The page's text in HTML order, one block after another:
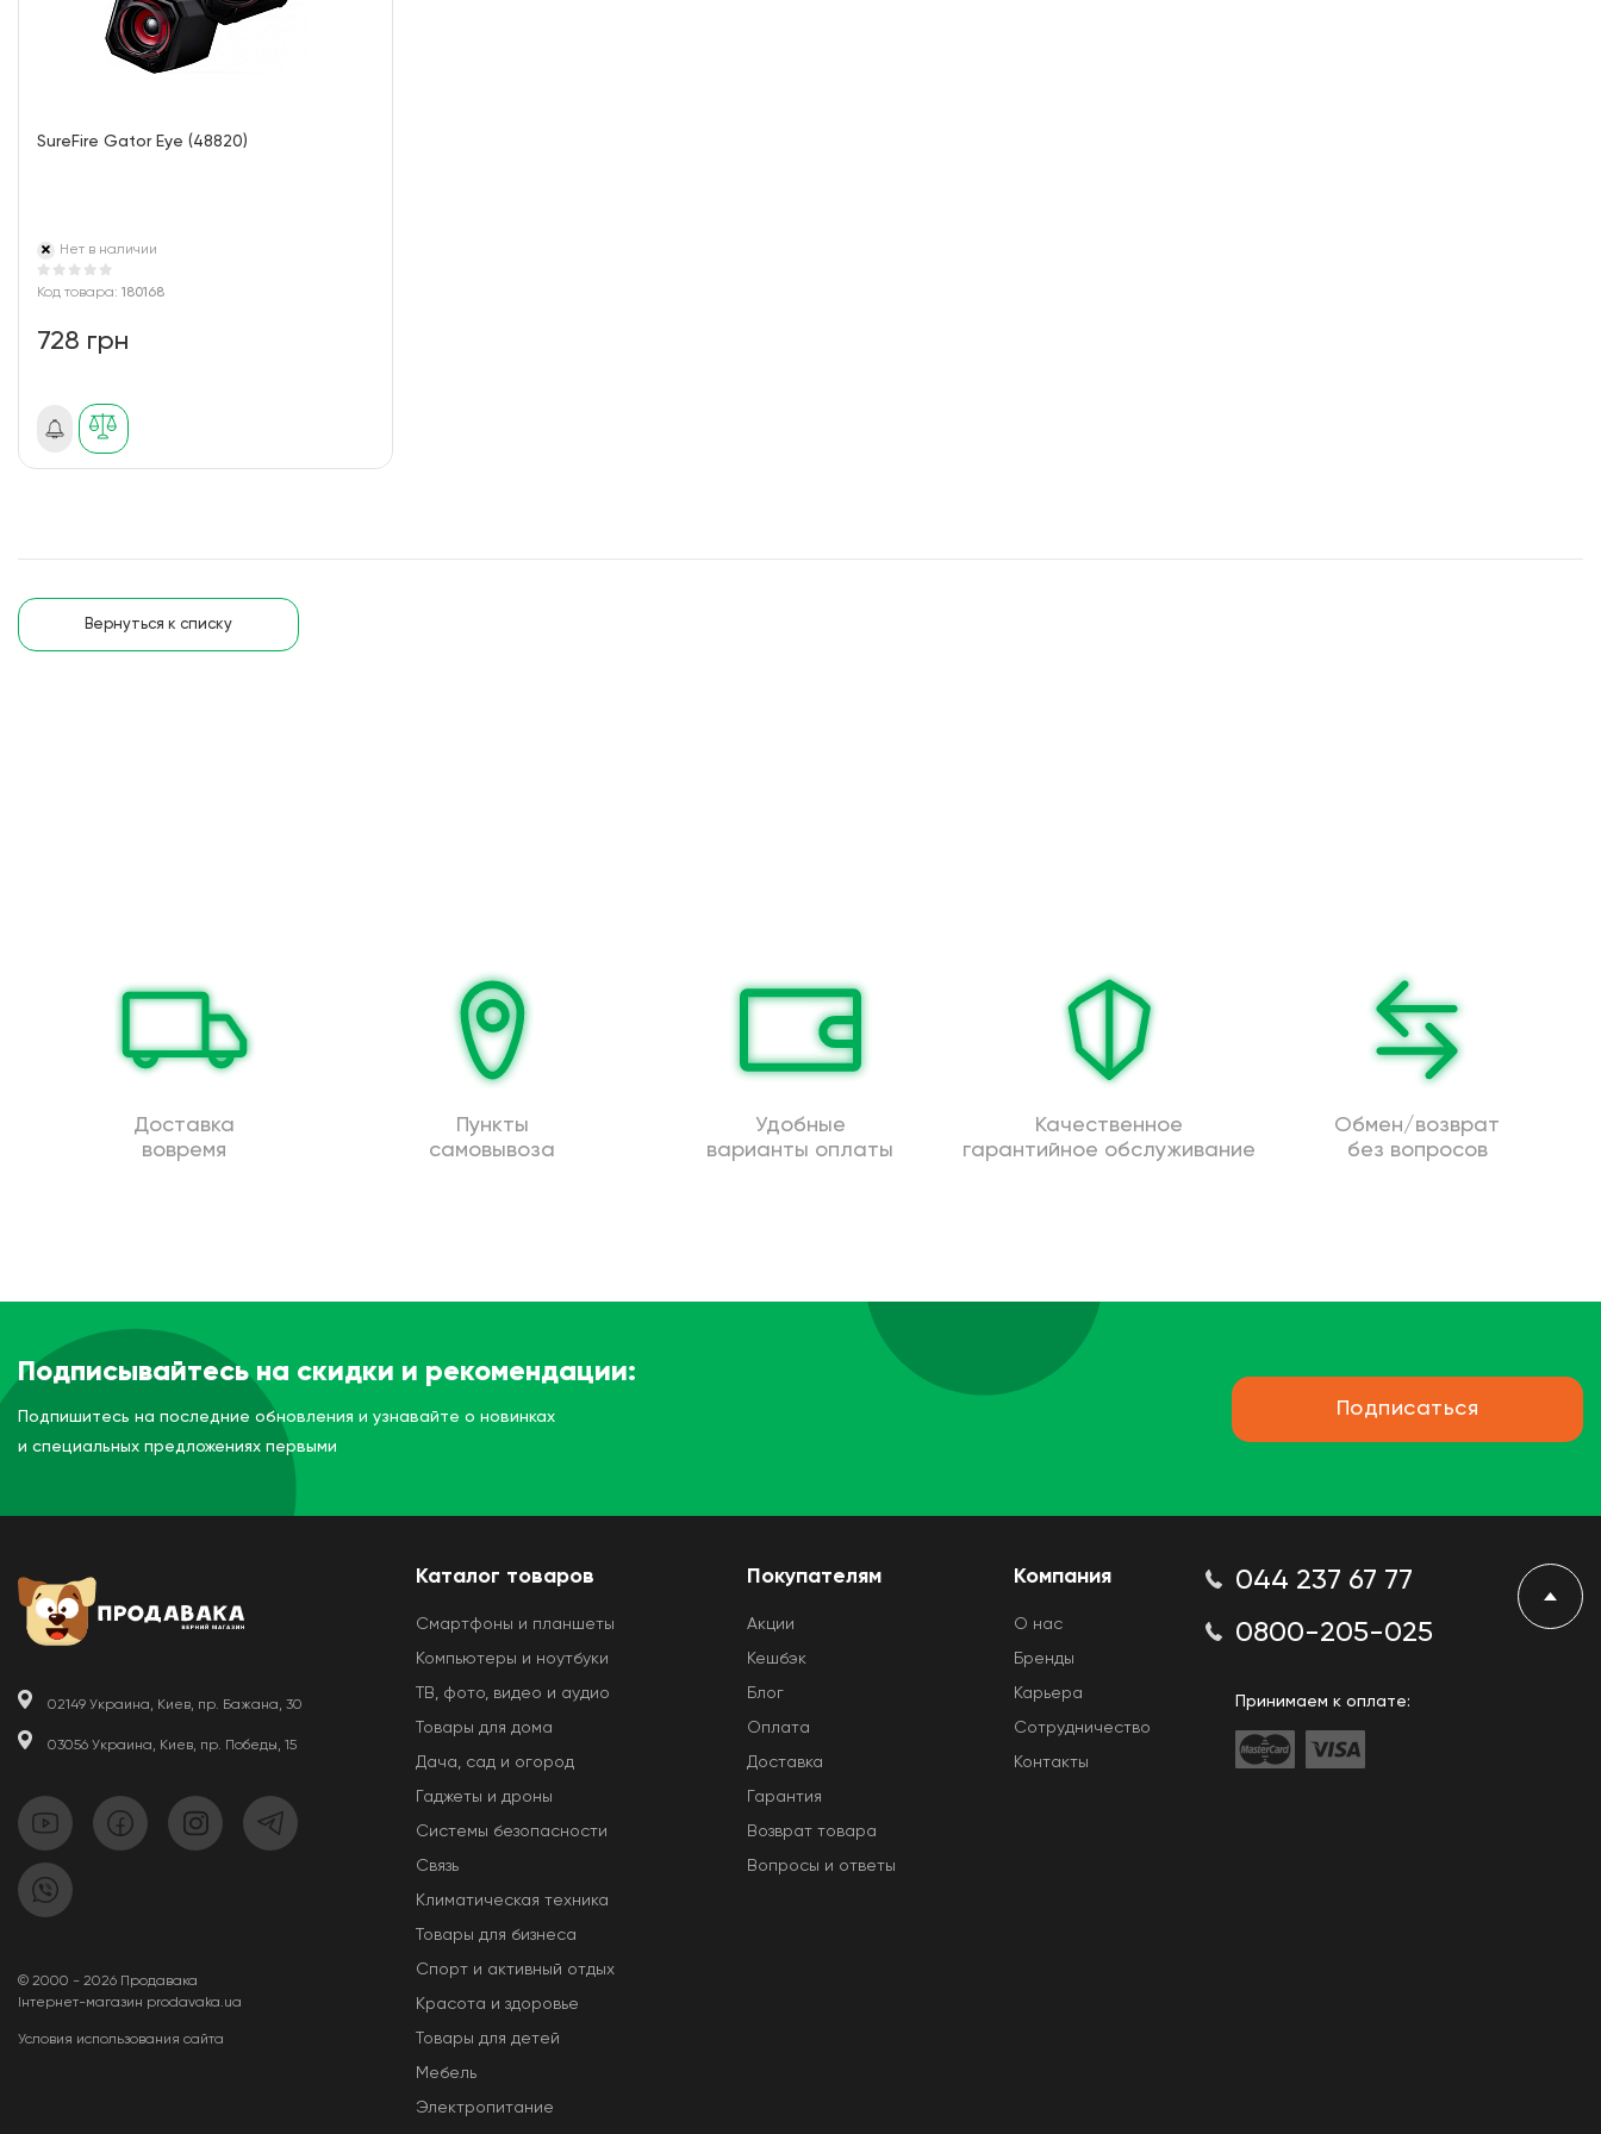
SureFire Gator Eye (48820)
Нет в наличии
Код товара: 180168
728 грн
Вернуться к списку
Доставка
вовремя
Пункты
самовывоза
Удобные
варианты оплаты
Качественное
гарантийное обслуживание
Обмен/возврат
без вопросов
Подписывайтесь на скидки и рекомендации:
Подпишитесь на последние обновления и узнавайте о новинках
и специальных предложениях первыми
Подписаться
02149 Украина, Киев, пр. Бажана, 30
03056 Украина, Киев, пр. Победы, 15
© 2000 - 2026 Продавака
Інтернет-магазин prodavaka.ua
Условия использования сайта
Каталог товаров
Смартфоны и планшеты
Компьютеры и ноутбуки
ТВ, фото, видео и аудио
Товары для дома
Дача, сад и огород
Гаджеты и дроны
Системы безопасности
Связь
Климатическая техника
Товары для бизнеса
Спорт и активный отдых
Красота и здоровье
Товары для детей
Мебель
Электропитание
Покупателям
Акции
Кешбэк
Блог
Оплата
Доставка
Гарантия
Возврат товара
Вопросы и ответы
Компания
O нас
Бренды
Карьера
Сотрудничество
Контакты
044 237 67 77
0800-205-025
Принимаем к оплате: